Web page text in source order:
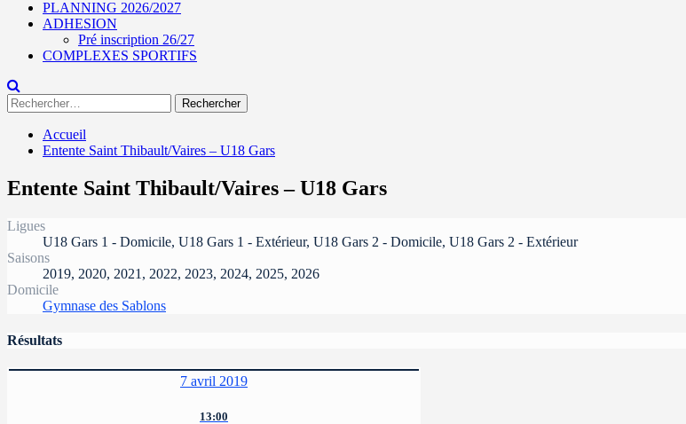
PLANNING 2026/2027
ADHESION
Pré inscription 26/27
COMPLEXES SPORTIFS
Rechercher :
Accueil
Entente Saint Thibault/Vaires – U18 Gars
Entente Saint Thibault/Vaires – U18 Gars
Ligues
U18 Gars 1 - Domicile, U18 Gars 1 - Extérieur, U18 Gars 2 - Domicile, U18 Gars 2 - Extérieur
Saisons
2019, 2020, 2021, 2022, 2023, 2024, 2025, 2026
Domicile
Gymnase des Sablons
Résultats
7 avril 2019
13:00